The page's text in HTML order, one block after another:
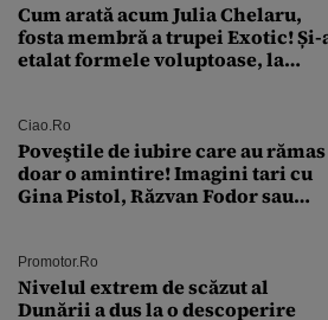
Cum arată acum Julia Chelaru,
fosta membră a trupei Exotic! Și-a
etalat formele voluptoase, la
Ciao.ro
Poveştile de iubire care au rămas
doar o amintire! Imagini tari cu
Gina Pistol, Răzvan Fodor sau
Promotor.ro
Nivelul extrem de scăzut al
Dunării a dus la o descoperire